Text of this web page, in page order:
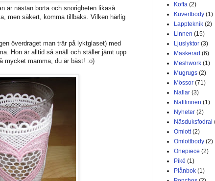
är nästan borta och snorigheten likaså.
men säkert, komma tillbaks. Vilken härlig
överdraget man trär på lyktglaset) med
Hon är alltid så snäll och ställer jämt upp
mycket mamma, du är bäst! :o)
Kofta (2)
Kuvertbody (1)
Lappteknik (2)
Linnen (15)
Ljuslyktor (3)
Maskerad (6)
Meshwork (1)
Mugrugs (2)
Mössor (71)
Nallar (3)
Nattlinnen (1)
Nyheter (2)
Näsduksfodral
Omlott (2)
Omlottbody (2)
Onepiece (2)
Piké (1)
Plånbok (1)